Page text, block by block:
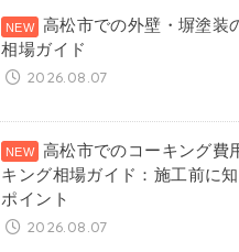
高松市での外壁・塀塗装
相場ガイド
2026.08.07
高松市でのコーキング費
キング相場ガイド：施工前に
ポイント
2026.08.07